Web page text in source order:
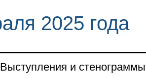
2025 года
Выступления и стенограммы